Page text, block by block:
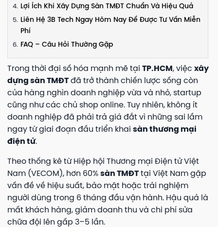
Lợi Ích Khi Xây Dựng Sàn TMĐT Chuẩn Và Hiệu Quả
Liên Hệ 3B Tech Ngay Hôm Nay Để Được Tư Vấn Miễn
Phí
FAQ – Câu Hỏi Thường Gặp
Trong thời đại số hóa mạnh mẽ tại TP.HCM , việc xây
dựng sàn TMĐT đã trở thành chiến lược sống còn
của hàng nghìn doanh nghiệp vừa và nhỏ, startup
cũng như các chủ shop online. Tuy nhiên, không ít
doanh nghiệp đã phải trả giá đắt vì những sai lầm
ngay từ giai đoạn đầu triển khai sàn thương mại
điện tử.
Theo thống kê từ Hiệp hội Thương mại Điện tử Việt
Nam (VECOM), hơn 60% sàn TMĐT tại Việt Nam gặp
vấn đề về hiệu suất, bảo mật hoặc trải nghiệm
người dùng trong 6 tháng đầu vận hành. Hậu quả là
mất khách hàng, giảm doanh thu và chi phí sửa
chữa đội lên gấp 3–5 lần.